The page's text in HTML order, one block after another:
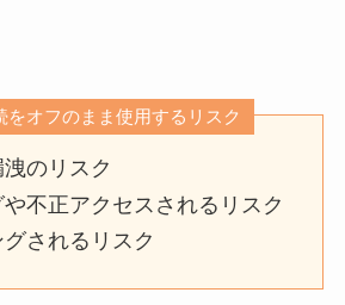
をオフのまま使用するリスク
のリスク
不正アクセスされるリスク
グされるリスク